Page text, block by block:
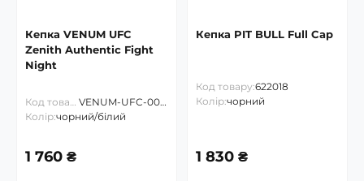
Кепка VENUM UFC
Zenith Authentic Fight
Night
Код товару:
VENUM-UFC-00493
Колір:чорний/білий
1 760 ₴
Кепка PIT BULL Full Cap
Код товару:622018
Колір:чорний
1 830 ₴